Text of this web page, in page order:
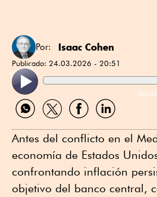
Por: Isaac Cohen
Publicado: 24.03.2026 - 20:51
Compartir
por
Compartir
por
Compartir
por
Compartir
por
Antes del conflicto en el
economía de Estados
confrontando inflación
objetivo del banco central,